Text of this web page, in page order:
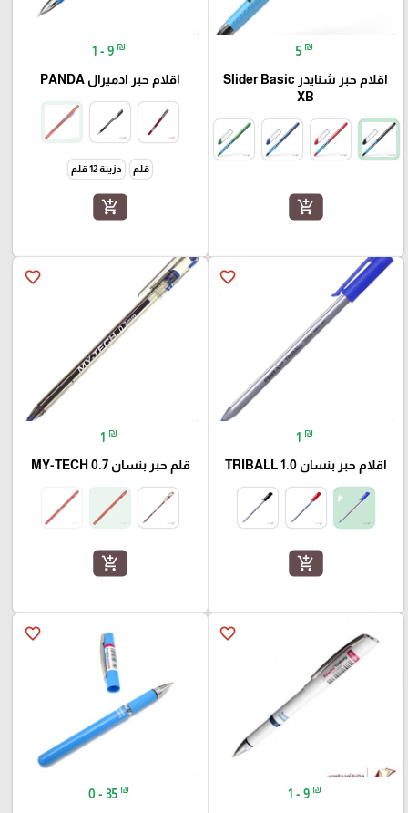
5 ₪
اقلام حبر شنايدر Slider Basic
XB
add_shopping_cart
1 - 9 ₪
اقلام حبر ادميرال PANDA
قلم دزينة 12 قلم
add_shopping_cart
favorite_border
1 ₪
اقلام حبر بنسان TRIBALL 1.0
add_shopping_cart
favorite_border
1 ₪
قلم حبر بنسان MY-TECH 0.7
add_shopping_cart
favorite_border
1 - 9 ₪
favorite_border
0 - 35 ₪